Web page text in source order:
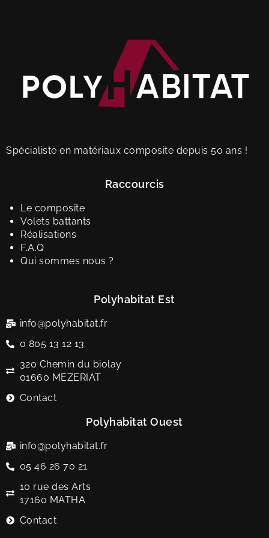
Spécialiste en matériaux composite depuis 50 ans !
Raccourcis
Le composite
Volets battants
Réalisations
F.A.Q
Qui sommes nous ?
Polyhabitat Est
info@polyhabitat.fr
0 805 13 12 13
320 Chemin du biolay
01660 MEZERIAT
Contact
Polyhabitat Ouest
info@polyhabitat.fr
05 46 26 70 21
10 rue des Arts
17160 MATHA
Contact